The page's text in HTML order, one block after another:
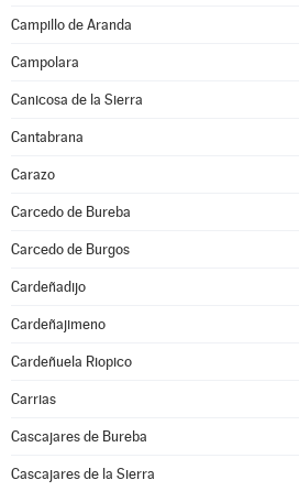
Campillo de Aranda
Campolara
Canicosa de la Sierra
Cantabrana
Carazo
Carcedo de Bureba
Carcedo de Burgos
Cardeñadijo
Cardeñajimeno
Cardeñuela Riopico
Carrias
Cascajares de Bureba
Cascajares de la Sierra